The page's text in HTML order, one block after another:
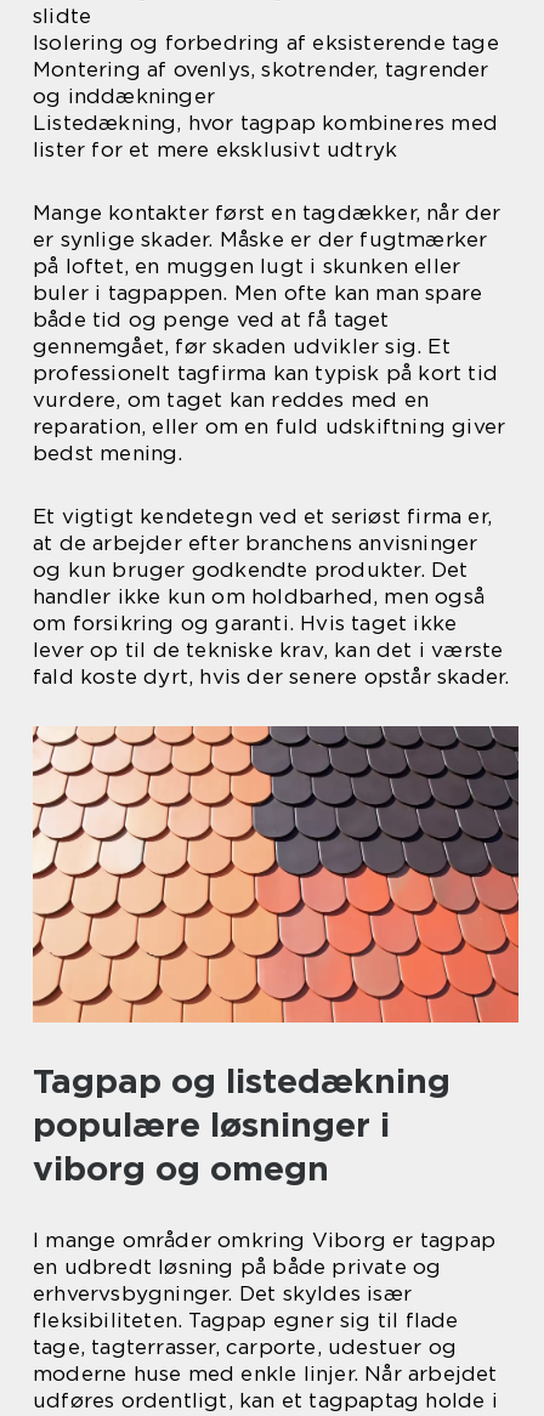
slidte
Isolering og forbedring af eksisterende tage
Montering af ovenlys, skotrender, tagrender
og inddækninger
Listedækning, hvor tagpap kombineres med
lister for et mere eksklusivt udtryk
Mange kontakter først en tagdækker, når der
er synlige skader. Måske er der fugtmærker
på loftet, en muggen lugt i skunken eller
buler i tagpappen. Men ofte kan man spare
både tid og penge ved at få taget
gennemgået, før skaden udvikler sig. Et
professionelt tagfirma kan typisk på kort tid
vurdere, om taget kan reddes med en
reparation, eller om en fuld udskiftning giver
bedst mening.
Et vigtigt kendetegn ved et seriøst firma er,
at de arbejder efter branchens anvisninger
og kun bruger godkendte produkter. Det
handler ikke kun om holdbarhed, men også
om forsikring og garanti. Hvis taget ikke
lever op til de tekniske krav, kan det i værste
fald koste dyrt, hvis der senere opstår skader.
Tagpap og listedækning
populære løsninger i
viborg og omegn
I mange områder omkring Viborg er tagpap
en udbredt løsning på både private og
erhvervsbygninger. Det skyldes især
fleksibiliteten. Tagpap egner sig til flade
tage, tagterrasser, carporte, udestuer og
moderne huse med enkle linjer. Når arbejdet
udføres ordentligt, kan et tagpaptag holde i